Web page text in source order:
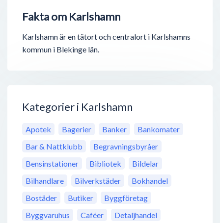
Fakta om Karlshamn
Karlshamn är en tätort och centralort i Karlshamns
kommun i Blekinge län.
Kategorier i Karlshamn
Apotek Bagerier Banker
Bankomater
Bar & Nattklubb
Begravningsbyråer
Bensinstationer
Bibliotek
Bildelar
Bilhandlare
Bilverkstäder
Bokhandel
Bostäder
Butiker
Byggföretag
Byggvaruhus
Caféer
Detaljhandel